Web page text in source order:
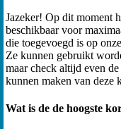
Jazeker! Op dit moment
beschikbaar voor
die toegevoegd is op
Ze kunnen gebruikt
maar check altijd even
kunnen maken van deze
Wat is de de hoogste